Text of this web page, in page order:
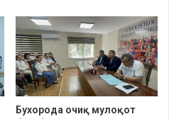
Бухорода очиқ мулоқот